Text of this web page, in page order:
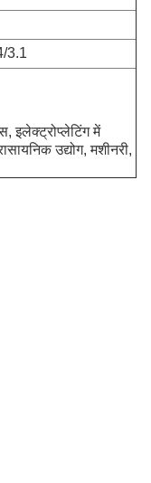
3.1
इलेक्ट्रोप्लेटिंग में
उद्योग, मशीनरी,